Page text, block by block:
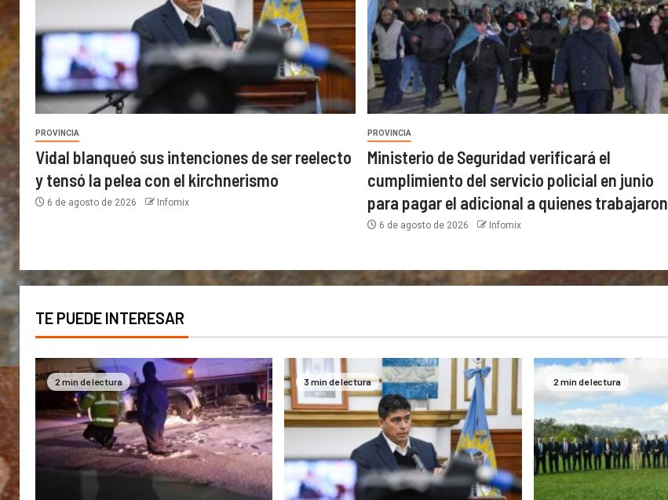
PROVINCIA
Vidal blanqueó sus intenciones de ser reelecto
y tensó la pelea con el kirchnerismo
6 de agosto de 2026 Infomix
PROVINCIA
Ministerio de Seguridad verificará el
cumplimiento del servicio policial en junio
para pagar el adicional a quienes trabajaron
6 de agosto de 2026 Infomix
TE PUEDE INTERESAR
2 min de lectura 3 min de lectura 2 min de lectura